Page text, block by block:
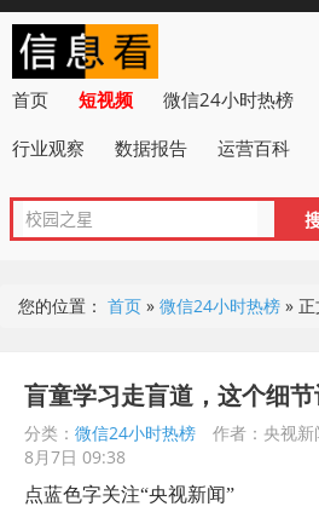
首页 短视频 微信24小时热榜
行业观察
数据报告 运营百科
您的位置： 首页 » 微信24小时热榜 » 正
盲童学习走盲道，这个细
分类： 微信24小时热榜 作者：央视新
8月7日 09:38
点蓝色字关注“央视新闻”